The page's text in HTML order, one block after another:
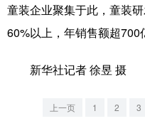
地方频道
浙江 安徽
童装企业聚集于此，童装
60%以上，年销售额超700
新华社记者 徐昱 摄
上一页 1 2 3